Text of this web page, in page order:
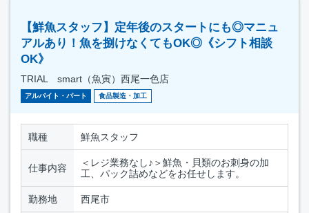
【鮮魚スタッフ】定年後のスタートにも◎マニュ
アルあり！魚を捌けなくてもOK◎《シフト相談
OK》
TRIAL smart（魚寅）西尾一色店
アルバイト・パート 食品製造・加工
職種 鮮魚スタッフ
仕事内容
＜レジ業務なし♪＞鮮魚・貝類のお刺身の加
工、パック詰めなどをお任せします。
勤務地 西尾市